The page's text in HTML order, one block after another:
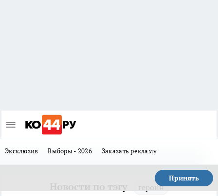
Эксклюзив Выборы - 2026 Заказать рекламу
Принять
героин